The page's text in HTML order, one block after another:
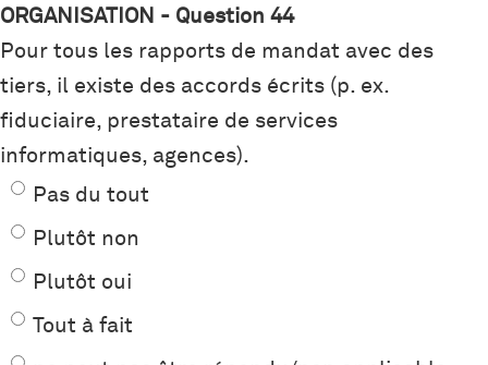
ORGANISATION - Question 44
Pour tous les rapports de mandat avec des
tiers, il existe des accords écrits (p. ex.
fiduciaire, prestataire de services
informatiques, agences).
Pas du tout
Plutôt non
Plutôt oui
Tout à fait